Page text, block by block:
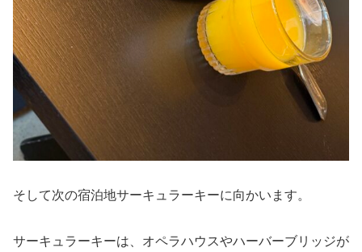
そして次の宿泊地サーキュラーキーに向かいます。
サーキュラーキーは、オペラハウスやハーバーブリッジが